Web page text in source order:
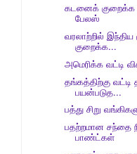
கடனைக்
பேலஸ்
வரலாற்றில் இந்திய
குறைக்க...
அமெரிக்க வட்டி
தங்கத்திற்கு வட்டி
பயன்படுத...
பத்து சிறு
பதற்றமான சந்தை
பாண்ட்கள்